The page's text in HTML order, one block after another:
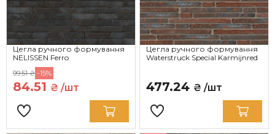
Цегла ручного формування
NELISSEN Ferro
99.51 ₴ -15%
84.51 ₴ /шт
Цегла ручного формування
Waterstruck Special Karmijnred
477.24 ₴ /шт